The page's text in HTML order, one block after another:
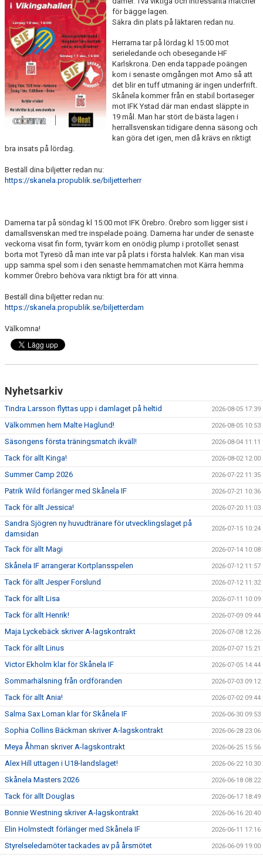
KALENDER
KONTAKT LAG
DOMARE/FUNKTIONÄRER
DOKUMENT
LÄNKAR
för bägge lagen.
Säkra din plats på läktaren redan nu.
Herrarna tar på lördag kl 15:00 mot
serieledande och obesegande HF
Karlskrona. Den enda tappade poängen
kom i senaste omgången mot Amo så att
det blir en tuff utmaning är ingen underfrift.
Skånela kommer från en stabil bortaseger
mot IFK Ystad där man endast släppte in
19 mål. Man har stört de bästa lagen i
herrallsvenskan tidigare denna säsong och
kan göra det igen, men då krävs en riktigt
bra insats på lördag.
Beställ dina biljetter redan nu:
https://skanela.propublik.se/biljetterherr
Damerna tar på söndag kl 15:00 mot IFK Örebro. Örebro som ligger sist i
damallsvenskan med tre inspelade poäng. Damerna har under de senaste
veckorna visat fin form, tyvärr kom en onödig plump i protollet senast
borta mot Tyresö då man inte var på plats i första halvlek. Kan man visa
upp samma spel som i den senaste hemmamatchen mot Kärra hemma
kommer Örebro behöva vara riktigt bra för att vinna.
Beställ dina biljetter redan nu:
https://skanela.propublik.se/biljetterdam
Välkomna!
Nyhetsarkiv
Tindra Larsson flyttas upp i damlaget på heltid 2026-08-05 17:39
Välkommen hem Malte Haglund! 2026-08-05 10:53
Säsongens första träningsmatch ikväll! 2026-08-04 11:11
Tack för allt Kinga! 2026-08-02 12:00
Summer Camp 2026 2026-07-22 11:35
Patrik Wild förlänger med Skånela IF 2026-07-21 10:36
Tack för allt Jessica! 2026-07-20 11:03
Sandra Sjögren ny huvudtränare för utvecklingslaget på
damsidan
2026-07-15 10:24
Tack för allt Magi 2026-07-14 10:08
Skånela IF arrangerar Kortplansspelen 2026-07-12 11:57
Tack för allt Jesper Forslund 2026-07-12 11:32
Tack för allt Lisa 2026-07-11 10:09
Tack för allt Henrik! 2026-07-09 09:44
Maja Lyckebäck skriver A-lagskontrakt 2026-07-08 12:26
Tack för allt Linus 2026-07-07 15:21
Victor Ekholm klar för Skånela IF 2026-07-05 14:44
Sommarhälsning från ordföranden 2026-07-03 09:12
Tack för allt Ania! 2026-07-02 09:44
Salma Sax Loman klar för Skånela IF 2026-06-30 09:53
Sophia Collins Bäckman skriver A-lagskontrakt 2026-06-28 23:06
Meya Åhman skriver A-lagskontrakt 2026-06-25 15:56
Alex Hill uttagen i U18-landslaget! 2026-06-22 10:30
Skånela Masters 2026 2026-06-18 08:22
Tack för allt Douglas 2026-06-17 18:49
Bonnie Westning skriver A-lagskontrakt 2026-06-16 20:40
Elin Holmstedt förlänger med Skånela IF 2026-06-11 17:16
Styrelseledamöter tackades av på årsmötet 2026-06-09 19:00